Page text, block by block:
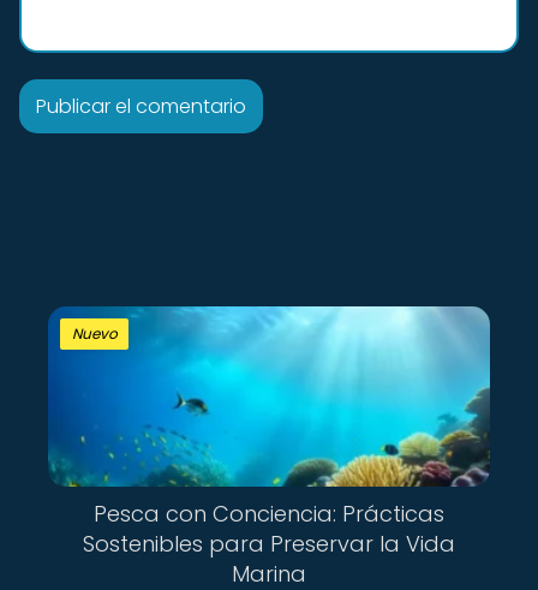
Nuevo
Pesca con Conciencia: Prácticas
Sostenibles para Preservar la Vida
Marina